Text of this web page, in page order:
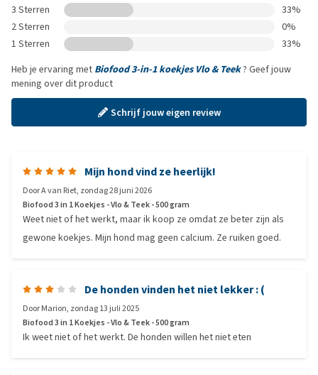
3 Sterren
33%
2 Sterren
0%
1 Sterren
33%
Heb je ervaring met Biofood 3-in-1 koekjes Vlo & Teek? Geef jouw
mening over dit product
Schrijf jouw eigen review
Mijn hond vind ze heerlijk!
DoorA van Riet, zondag 28 juni 2026
Biofood 3 in 1 Koekjes - Vlo & Teek - 500 gram
Weet niet of het werkt, maar ik koop ze omdat ze beter zijn als
gewone koekjes. Mijn hond mag geen calcium. Ze ruiken goed.
De honden vinden het niet lekker : (
DoorMarion, zondag 13 juli 2025
Biofood 3 in 1 Koekjes - Vlo & Teek - 500 gram
Ik weet niet of het werkt. De honden willen het niet eten